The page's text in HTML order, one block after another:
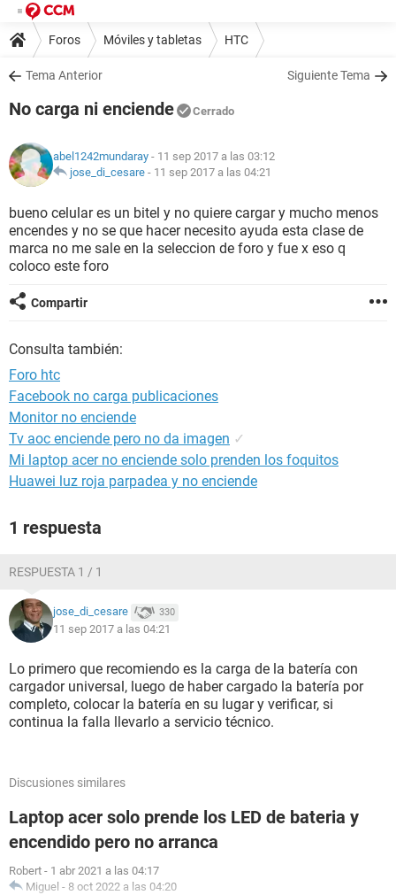
Foros Móviles y tabletas HTC
Tema Anterior Siguiente Tema
No carga ni enciende Cerrado
abel1242mundaray - 11 sep 2017 a las 03:12
jose_di_cesare - 11 sep 2017 a las 04:21
bueno celular es un bitel y no quiere cargar y mucho menos
encendes y no se que hacer necesito ayuda esta clase de
marca no me sale en la seleccion de foro y fue x eso q
coloco este foro
Compartir
Consulta también:
Foro htc
Facebook no carga publicaciones
Monitor no enciende
Tv aoc enciende pero no da imagen ✓
Mi laptop acer no enciende solo prenden los foquitos
Huawei luz roja parpadea y no enciende
1 respuesta
RESPUESTA 1 / 1
jose_di_cesare 330
11 sep 2017 a las 04:21
Lo primero que recomiendo es la carga de la batería con
cargador universal, luego de haber cargado la batería por
completo, colocar la batería en su lugar y verificar, si
continua la falla llevarlo a servicio técnico.
Discusiones similares
Laptop acer solo prende los LED de bateria y
encendido pero no arranca
Robert - 1 abr 2021 a las 04:17
Miguel - 8 oct 2022 a las 04:20